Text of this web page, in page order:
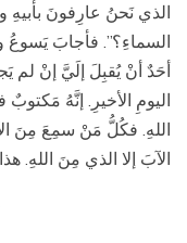
الذي نَحنُ عارِفونَ
السماءِ؟”. فأجابَ يَسوعُ
أحَدٌ أنْ يُقبِلَ إلَيَّ إنْ لم
اليومِ الأخيرِ. إنَّهُ
اللهِ. فكُلُّ مَنْ سمِعَ مِنَ
الآبَ إلا الذي مِنَ اللهِ. هذا قد